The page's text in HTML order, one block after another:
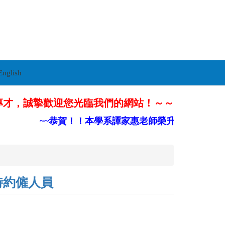
，誠摯歡迎您光臨我們的網站！～～
~~恭賀！！本學系譚家惠老師榮升部定副教授~~
僱人員